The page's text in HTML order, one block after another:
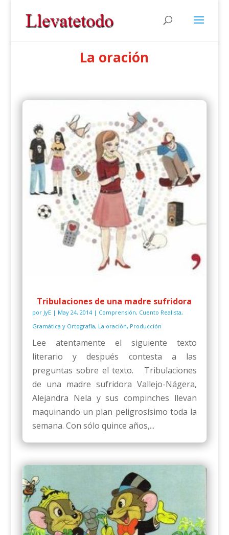
La oración
Tribulaciones de una madre sufridora
por JyE| May 24, 2014| Comprensión, Cuento Realista,
Gramática y Ortografía, La oración, Producción
Lee atentamente el siguiente texto
literario y después contesta a las
preguntas sobre el texto. Tribulaciones
de una madre sufridora Vallejo-Nágera,
Alejandra Nela y sus compinches llevan
maquinando un plan peligrosísimo toda la
semana. Con sólo quince años,...